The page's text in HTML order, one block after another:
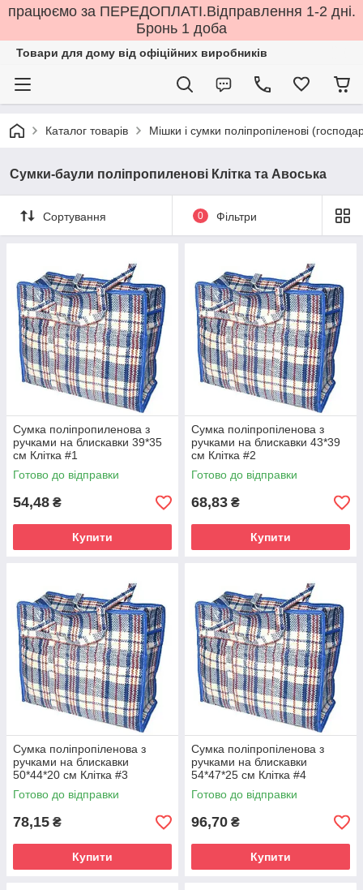
працюємо за ПЕРЕДОПЛАТІ.Відправлення 1-2 дні.
Бронь 1 доба
Товари для дому від офіційних виробників
Каталог товарів Мішки і сумки поліпропіленові
Сумки-баули поліпропиленові Клітка та Авоська
Сортування 0 Фільтри
Сумка поліпропиленова з
ручками на блискавки 39*35
см Клітка #1
Готово до відправки
54,48 ₴
Купити
Сумка поліпропіленова з
ручками на блискавки 43*39
см Клітка #2
Готово до відправки
68,83 ₴
Купити
Сумка поліпропіленова з
ручками на блискавки
50*44*20 см Клітка #3
Готово до відправки
78,15 ₴
Купити
Сумка поліпропіленова з
ручками на блискавки
54*47*25 см Клітка #4
Готово до відправки
96,70 ₴
Купити